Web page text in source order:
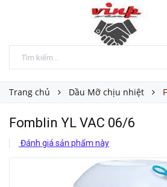
Trang chủ Dầu Mỡ chịu nhiệt
Fomblin YL VAC 06/6
Đánh giá sản phẩm này